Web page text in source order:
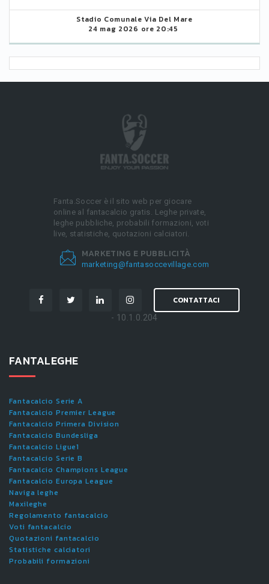
Stadio Comunale Via Del Mare
24 mag 2026 ore 20:45
Fanta.Soccer è il sito web per giocare
online al fantacalcio gratis. Leghe private,
leghe pubbliche, probabili formazioni, voti
live, statistiche, quotazioni calciatori.
MARKETING E PUBBLICITÀ
marketing@fantasoccevillage.com
CONTATTACI
- 10.1.0.204
FANTALEGHE
Fantacalcio Serie A
Fantacalcio Premier League
Fantacalcio Primera Division
Fantacalcio Bundesliga
Fantacalcio Ligue1
Fantacalcio Serie B
Fantacalcio Champions League
Fantacalcio Europa League
Naviga leghe
Maxileghe
Regolamento fantacalcio
Voti fantacalcio
Quotazioni fantacalcio
Statistiche calciatori
Probabili formazioni